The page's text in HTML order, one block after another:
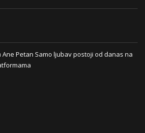
Petan Samo ljubav postoji od danas na